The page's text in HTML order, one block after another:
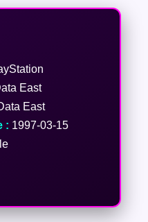
East
East
: 1997-03-15